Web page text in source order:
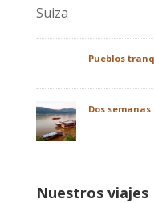
Pueblos
Dos semanas
Nuestros viajes